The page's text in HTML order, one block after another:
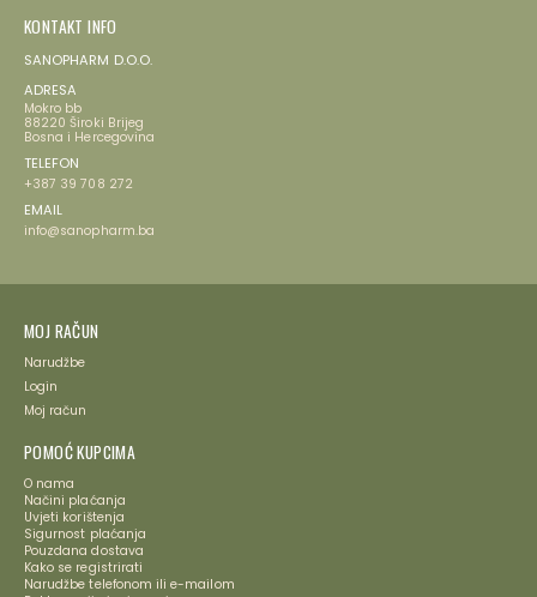
KONTAKT INFO
SANOPHARM D.O.O.
ADRESA
Mokro bb
88220 Široki Brijeg
Bosna i Hercegovina
TELEFON
+387 39 708 272
EMAIL
info@sanopharm.ba
MOJ RAČUN
Narudžbe
Login
Moj račun
POMOĆ KUPCIMA
O nama
Načini plaćanja
Uvjeti korištenja
Sigurnost plaćanja
Pouzdana dostava
Kako se registrirati
Narudžbe telefonom ili e-mailom